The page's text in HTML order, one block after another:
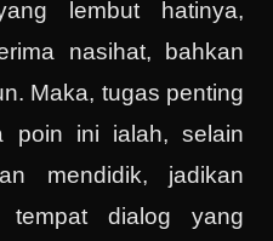
lembut hatinya,
nasihat, bahkan
Maka, tugas penting
poin ini ialah, selain
mendidik, jadikan
dialog yang